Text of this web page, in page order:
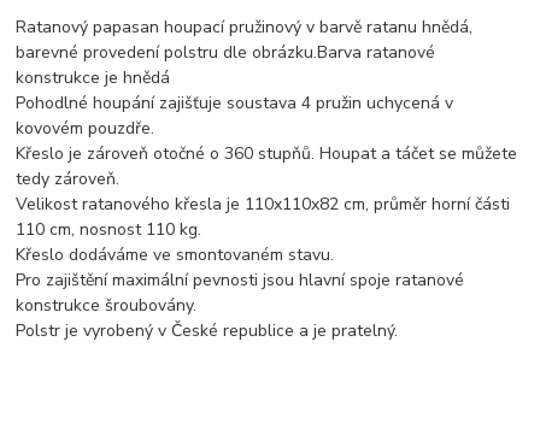
Ratanový papasan houpací pružinový v barvě ratanu hnědá,
barevné provedení polstru dle obrázku.Barva ratanové
konstrukce je hnědá
Pohodlné houpání zajišťuje soustava 4 pružin uchycená v
kovovém pouzdře.
Křeslo je zároveň otočné o 360 stupňů. Houpat a táčet se můžete
tedy zároveň.
Velikost ratanového křesla je 110x110x82 cm, průměr horní části
110 cm, nosnost 110 kg.
Křeslo dodáváme ve smontovaném stavu.
Pro zajištění maximální pevnosti jsou hlavní spoje ratanové
konstrukce šroubovány.
Polstr je vyrobený v České republice a je pratelný.